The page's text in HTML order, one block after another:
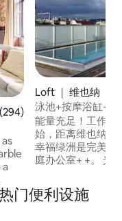
4.92 分（满分 5 分），
an
Loft ｜ 维也纳
泳池+按摩浴缸+
松
能量充足！工作和
始，距离维也纳市
幸福绿洲是完美的
庭办公室+ +。 光
的水疗区、优雅奢
房。 对于单身人
门便利设施